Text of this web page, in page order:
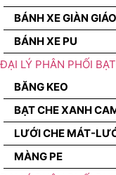
BÁNH XE GIÀN GIÁO
BÁNH XE PU
ĐẠI LÝ PHÂN PHỐI
BĂNG KEO
BẠT CHE XANH
LƯỚI CHE MÁT-
MÀNG PE